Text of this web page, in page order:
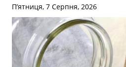
П’ятниця, 7 Серпня, 2026